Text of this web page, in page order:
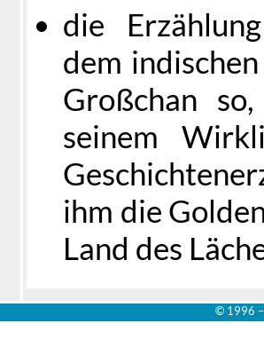
die
dem
Großchan
seinem
ihm die
Land des
© 1996